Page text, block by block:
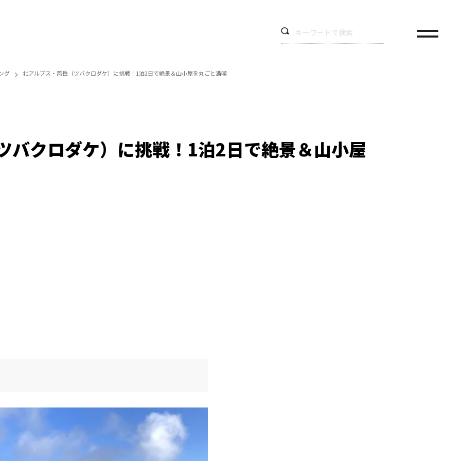
グ 北アルプス・燕岳（ツバクロダケ）に挑戦！1泊2日で絶景＆山小屋を丸ごと満喫
バクロダケ）に挑戦！1泊2日で絶景＆山小屋